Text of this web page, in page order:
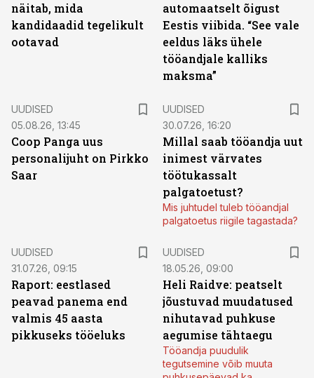
näitab, mida
kandidaadid tegelikult
ootavad
automaatselt õigust
Eestis viibida. “See vale
eeldus läks ühele
tööandjale kalliks
maksma”
UUDISED
05.08.26, 13:45
Coop Panga uus
personalijuht on Pirkko
Saar
UUDISED
30.07.26, 16:20
Millal saab tööandja uut
inimest värvates
töötukassalt
palgatoetust?
Mis juhtudel tuleb tööandjal
palgatoetus riigile tagastada?
UUDISED
31.07.26, 09:15
Raport: eestlased
peavad panema end
valmis 45 aasta
pikkuseks tööeluks
UUDISED
18.05.26, 09:00
Heli Raidve: peatselt
jõustuvad muudatused
nihutavad puhkuse
aegumise tähtaegu
Tööandja puudulik
tegutsemine võib muuta